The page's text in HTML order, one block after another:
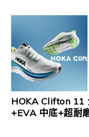
HOKA Clifton 11
+EVA 中底+超耐